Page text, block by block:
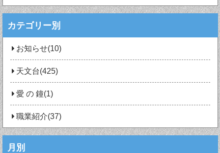
カテゴリー別
お知らせ(10)
天文台(425)
愛 の 鐘(1)
職業紹介(37)
月別